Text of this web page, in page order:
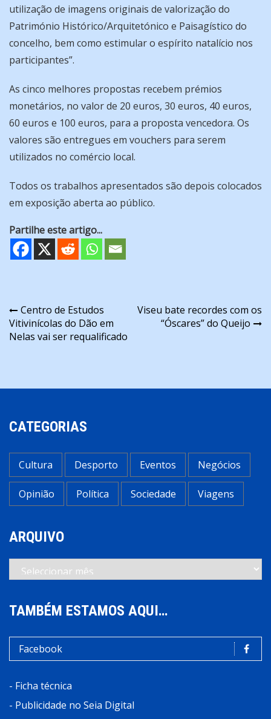
utilização de imagens originais de valorização do
Património Histórico/Arquitetónico e Paisagístico do
concelho, bem como estimular o espírito natalício nos
participantes”.
As cinco melhores propostas recebem prémios
monetários, no valor de 20 euros, 30 euros, 40 euros,
60 euros e 100 euros, para a proposta vencedora. Os
valores são entregues em vouchers para serem
utilizados no comércio local.
Todos os trabalhos apresentados são depois colocados
em exposição aberta ao público.
Partilhe este artigo...
Navegação
de
Centro de Estudos
Vitivinícolas do Dão em
Nelas vai ser requalificado
Viseu bate recordes com os
“Óscares” do Queijo
CATEGORIAS
Cultura Desporto Eventos Negócios
Opinião Política Sociedade Viagens
ARQUIVO
Arquivo
TAMBÉM ESTAMOS AQUI…
Facebook
- Ficha técnica
- Publicidade no Seia Digital